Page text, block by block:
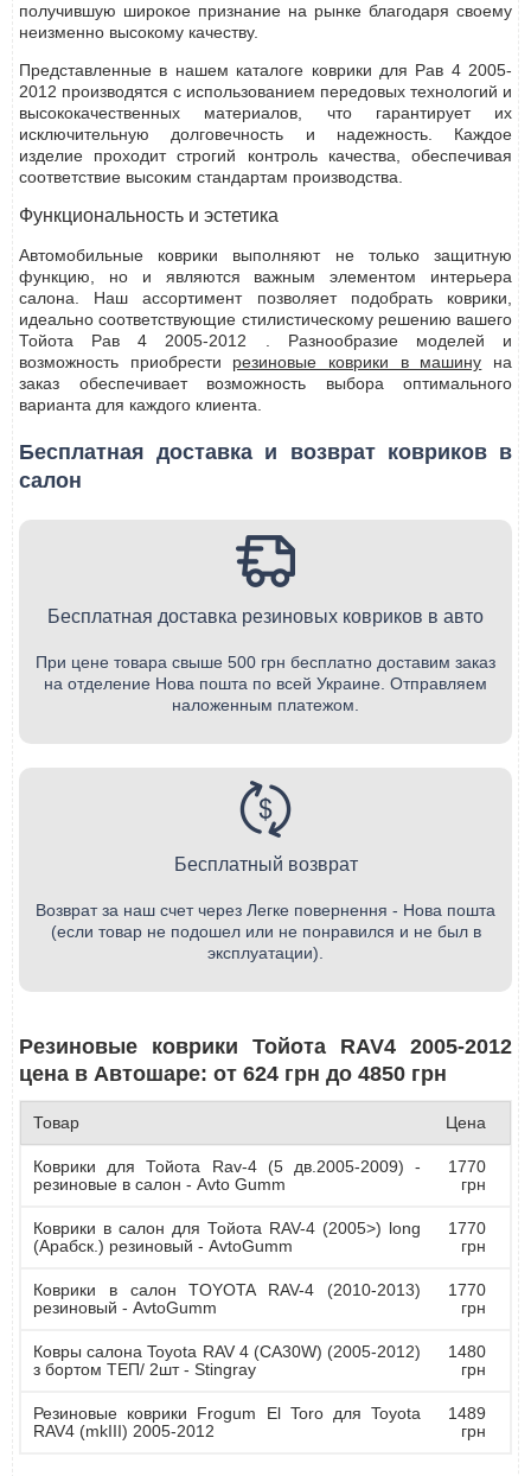
получившую широкое признание на рынке благодаря своему
неизменно высокому качеству.
Представленные в нашем каталоге коврики для Рав 4 2005-
2012 производятся с использованием передовых технологий и
высококачественных материалов, что гарантирует их
исключительную долговечность и надежность. Каждое
изделие проходит строгий контроль качества, обеспечивая
соответствие высоким стандартам производства.
Функциональность и эстетика
Автомобильные коврики выполняют не только защитную
функцию, но и являются важным элементом интерьера
салона. Наш ассортимент позволяет подобрать коврики,
идеально соответствующие стилистическому решению вашего
Тойота Рав 4 2005-2012 . Разнообразие моделей и
возможность приобрести резиновые коврики в машину на
заказ обеспечивает возможность выбора оптимального
варианта для каждого клиента.
Бесплатная доставка и возврат ковриков в
салон
Бесплатная доставка резиновых ковриков в авто
При цене товара свыше 500 грн бесплатно доставим заказ
на отделение Нова пошта по всей Украине. Отправляем
наложенным платежом.
Бесплатный возврат
Возврат за наш счет через Легке повернення - Нова пошта
(если товар не подошел или не понравился и не был в
эксплуатации).
Резиновые коврики Тойота RAV4 2005-2012
цена в Автошаре: от 624 грн до 4850 грн
Товар Цена
Коврики для Тойота Rav-4 (5 дв.2005-2009) -
резиновые в салон - Avto Gumm
1770
грн
Коврики в салон для Тойота RAV-4 (2005>) long
(Арабск.) резиновый - AvtoGumm
1770
грн
Коврики в салон TOYOTA RAV-4 (2010-2013)
резиновый - AvtoGumm
1770
грн
Ковры салона Toyota RAV 4 (CA30W) (2005-2012)
з бортом ТЕП/ 2шт - Stingray
1480
грн
Резиновые коврики Frogum El Toro для Toyota
RAV4 (mkIII) 2005-2012
1489
грн